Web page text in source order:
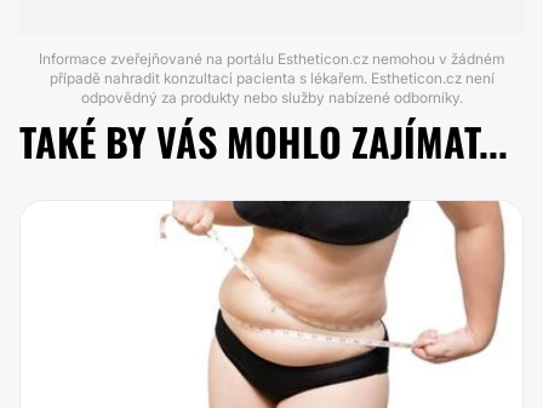
Informace zveřejňované na portálu Estheticon.cz nemohou v žádném
případě nahradit konzultaci pacienta s lékařem. Estheticon.cz není
odpovědný za produkty nebo služby nabízené odborníky.
TAKÉ BY VÁS MOHLO ZAJÍMAT...